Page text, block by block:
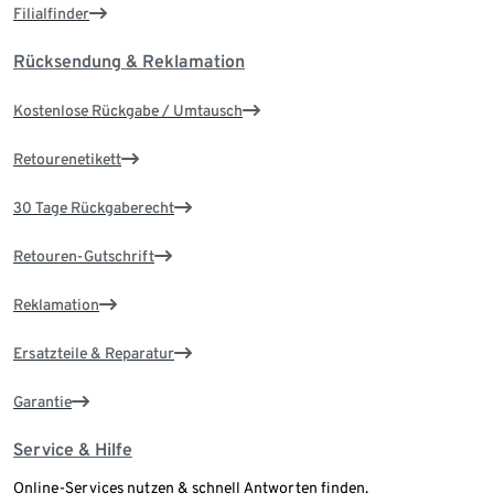
Filialfinder
Rücksendung & Reklamation
Kostenlose Rückgabe / Umtausch
Retourenetikett
30 Tage Rückgaberecht
Retouren-Gutschrift
Reklamation
Ersatzteile & Reparatur
Garantie
Service & Hilfe
Online-Services nutzen & schnell Antworten finden.